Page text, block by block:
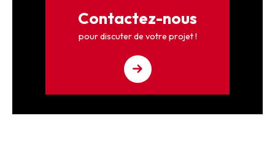
Contactez-nous
pour discuter de votre projet !